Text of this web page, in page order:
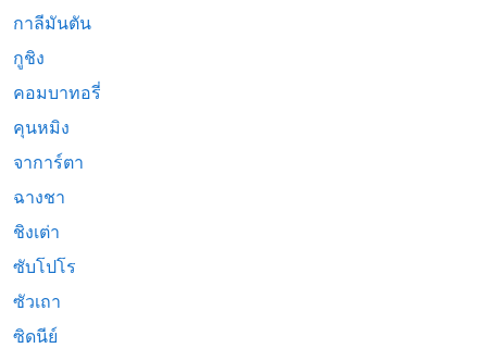
กาลีมันตัน
กูชิง
คอมบาทอรี่
คุนหมิง
จาการ์ตา
ฉางชา
ชิงเต่า
ซับโปโร
ซัวเถา
ซิดนีย์